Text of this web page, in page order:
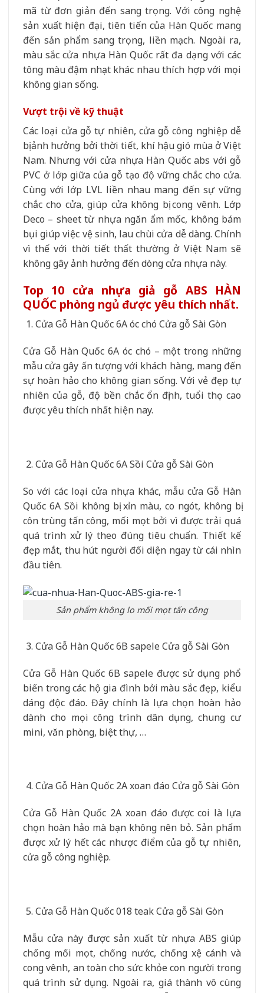
mã từ đơn giản đến sang trọng. Với công nghệ
sản xuất hiện đại, tiên tiến của Hàn Quốc mang
đến sản phẩm sang trọng, liền mạch. Ngoài ra,
màu sắc cửa nhựa Hàn Quốc rất đa dạng với các
tông màu đậm nhạt khác nhau thích hợp với mọi
không gian sống.
Vượt trội về kỹ thuật
Các loại cửa gỗ tự nhiên, cửa gỗ công nghiệp dễ
bị ảnh hưởng bởi thời tiết, khí hậu gió mùa ở Việt
Nam. Nhưng với cửa nhựa Hàn Quốc abs với gỗ
PVC ở lớp giữa của gỗ tạo độ vững chắc cho cửa.
Cùng với lớp LVL liền nhau mang đến sự vững
chắc cho cửa, giúp cửa không bị cong vênh. Lớp
Deco – sheet từ nhựa ngăn ẩm mốc, không bám
bụi giúp việc vệ sinh, lau chùi cửa dễ dàng. Chính
vì thế với thời tiết thất thường ở Việt Nam sẽ
không gây ảnh hưởng đến dòng cửa nhựa này.
Top 10 cửa nhựa giả gỗ ABS HÀN
QUỐC phòng ngủ được yêu thích nhất.
Cửa Gỗ Hàn Quốc 6A óc chó Cửa gỗ Sài Gòn
Cửa Gỗ Hàn Quốc 6A óc chó – một trong những
mẫu cửa gây ấn tượng với khách hàng, mang đến
sự hoàn hảo cho không gian sống. Với vẻ đẹp tự
nhiên của gỗ, độ bền chắc ổn định, tuổi thọ cao
được yêu thích nhất hiện nay.
Cửa Gỗ Hàn Quốc 6A Sồi Cửa gỗ Sài Gòn
So với các loại cửa nhựa khác, mẫu cửa Gỗ Hàn
Quốc 6A Sồi không bị xỉn màu, co ngót, không bị
côn trùng tấn công, mối mọt bởi vì được trải quá
quá trình xử lý theo đúng tiêu chuẩn. Thiết kế
đẹp mắt, thu hút người đối diện ngay từ cái nhìn
đầu tiên.
Sản phẩm không lo mối mọt tấn công
Cửa Gỗ Hàn Quốc 6B sapele Cửa gỗ Sài Gòn
Cửa Gỗ Hàn Quốc 6B sapele được sử dụng phổ
biến trong các hộ gia đình bởi màu sắc đẹp, kiểu
dáng độc đáo. Đây chính là lựa chọn hoàn hảo
dành cho mọi công trình dân dụng, chung cư
mini, văn phòng, biệt thự, …
Cửa Gỗ Hàn Quốc 2A xoan đáo Cửa gỗ Sài Gòn
Cửa Gỗ Hàn Quốc 2A xoan đáo được coi là lựa
chọn hoàn hảo mà bạn không nên bỏ. Sản phẩm
được xử lý hết các nhược điểm của gỗ tự nhiên,
cửa gỗ công nghiệp.
Cửa Gỗ Hàn Quốc 018 teak Cửa gỗ Sài Gòn
Mẫu cửa này được sản xuất từ nhựa ABS giúp
chống mối mọt, chống nước, chống xệ cánh và
cong vênh, an toàn cho sức khỏe con người trong
quá trình sử dụng. Ngoài ra, giá thành vô cùng